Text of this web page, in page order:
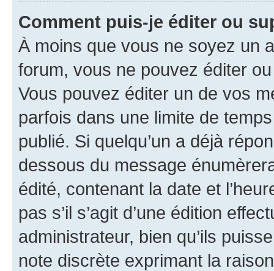
Comment puis-je éditer ou
À moins que vous ne soyez un
forum, vous ne pouvez éditer
Vous pouvez éditer un de vos
parfois dans une limite de
publié. Si quelqu’un a déjà
dessous du message
édité, contenant la date et
pas s’il s’agit d’une édition
administrateur, bien qu’ils
note discrète exprimant la